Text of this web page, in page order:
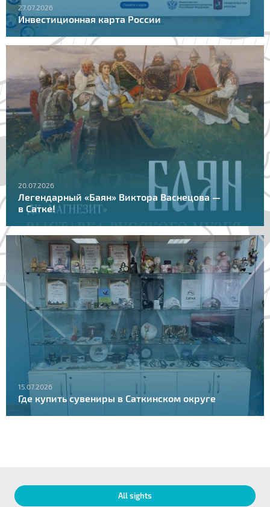
27.07.2026
Инвестиционная карта России
20.07.2026
Легендарный «Баян» Виктора Васнецова —
в Сатке!
15.07.2026
Где купить сувениры в Саткинском округе
All sights